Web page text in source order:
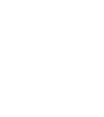
南云帝国有名的“废物牧云”身